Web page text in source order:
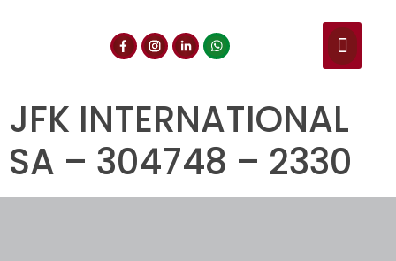
JFK INTERNATIONAL
SA – 304748 – 2330